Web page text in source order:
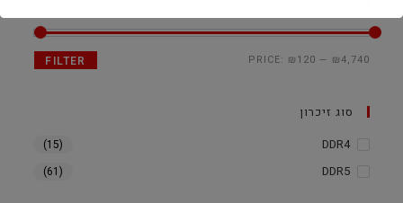
FILTER PRICE: ₪120 — ₪4,740
סוג זיכרון
DDR4
(15)
DDR5
(61)